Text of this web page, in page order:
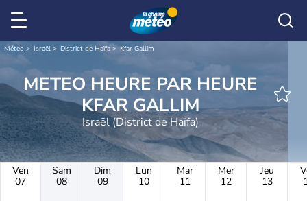
Météo Israël District de Haïfa Kfar Gallim
METEO HEURE PAR HEURE
KFAR GALLIM
Israël (District de Haïfa)
Ven
07
Sam
08
Dim
09
Lun
10
Mar
11
Mer
12
Jeu
13